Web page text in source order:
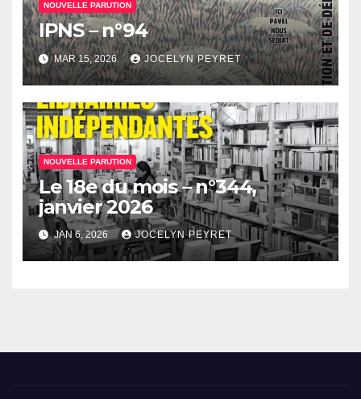
NOUVELLE PARUTION
IPNS – n°94
MAR 15, 2026 JOCELYN PEYRET
NOUVELLE PARUTION
Le 18e du mois – n°344,
janvier 2026
JAN 6, 2026 JOCELYN PEYRET